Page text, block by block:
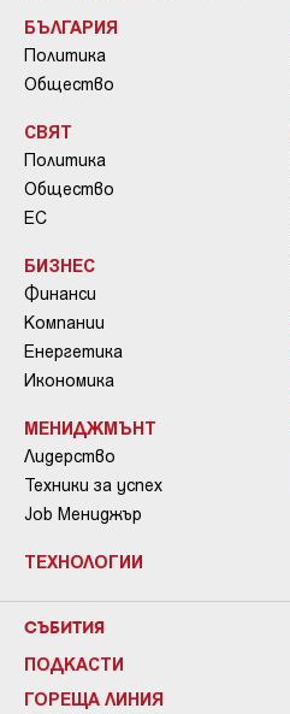
БЪЛГАРИЯ
Политика
Общество
СВЯТ
Политика
Общество
ЕС
БИЗНЕС
Финанси
Компании
Енергетика
Икономика
МЕНИДЖМЪНТ
Лидерство
Техники за успех
Job Мениджър
ТЕХНОЛОГИИ
СЪБИТИЯ
ПОДКАСТИ
ГОРЕЩА ЛИНИЯ